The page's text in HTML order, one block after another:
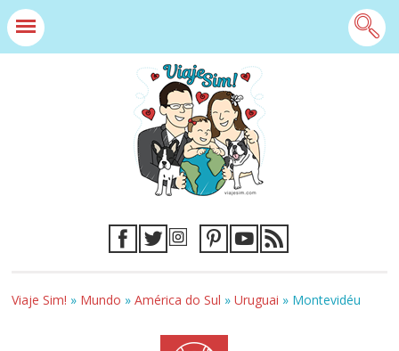
Viaje Sim! » Mundo »América do Sul »Uruguai » Montevidéu